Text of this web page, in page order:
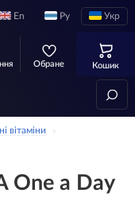
Укр
Ру
En
Обране Кошик
вітаміни
One a Day